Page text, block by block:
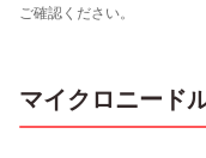
ご確認ください。
マイクロニード